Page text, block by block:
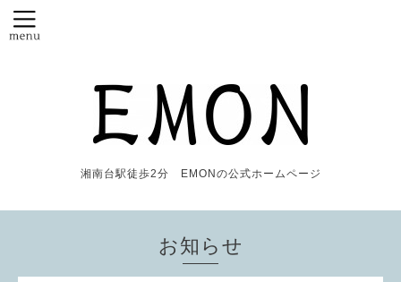
湘南台駅徒歩2分 EMONの公式ホームページ
お知らせ